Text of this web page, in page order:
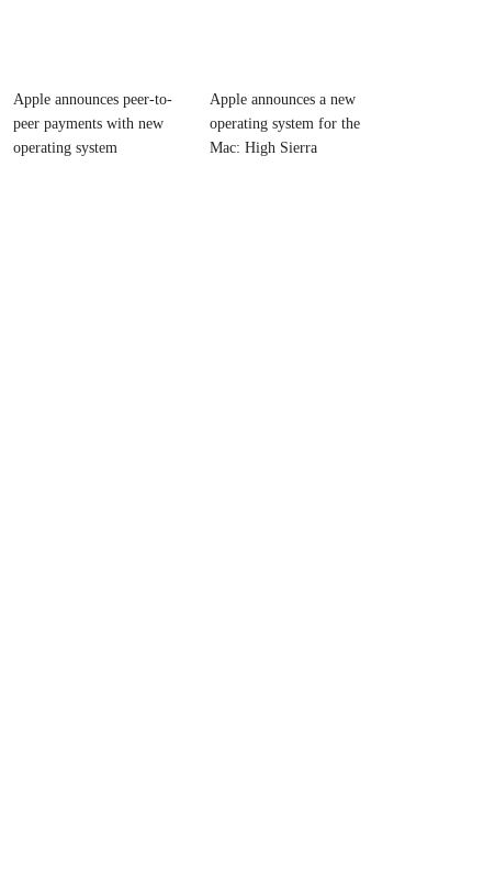
Apple announces peer-to-
peer payments with new
operating system
Apple announces a new
operating system for the
Mac: High Sierra